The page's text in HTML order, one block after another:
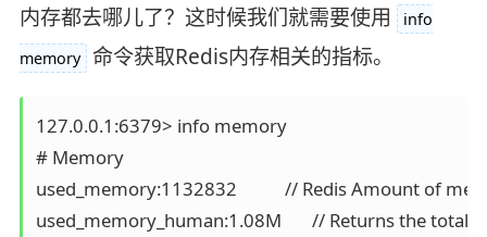
内存都去哪儿了？这时候我们就需要使用
info
memory 命令获取Redis内存相关的指标。
127.0.0.1:6379> info memory
# Memory
used_memory:1132832           // Redis Amount of
used_memory_human:1.08M       // Returns the